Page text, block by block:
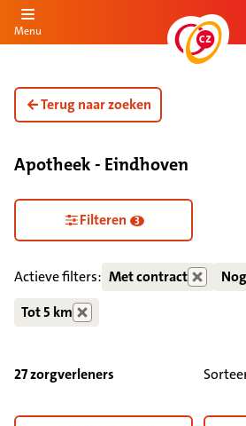
de inhoud
Menu
Terug naar zoeken
Apotheek - Eindhoven
Zorgdiensten verborgen
Filteren 3
Actieve filters: Met contract
Tot 5 km
27 zorgverleners